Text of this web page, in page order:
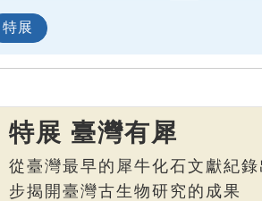
特展
特展 臺灣有犀
從臺灣最早的犀牛化石文獻紀
步揭開臺灣古生物研究的成果